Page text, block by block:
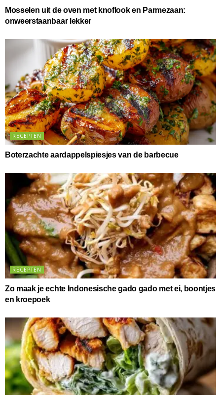
Mosselen uit de oven met knoflook en Parmezaan:
onweerstaanbaar lekker
RECEPTEN
Boterzachte aardappelspiesjes van de barbecue
RECEPTEN
Zo maak je echte Indonesische gado gado met ei, boontjes
en kroepoek